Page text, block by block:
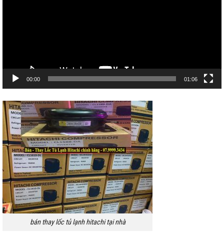
00:00 01:06
bán thay lốc tủ lạnh hitachi tại nhà